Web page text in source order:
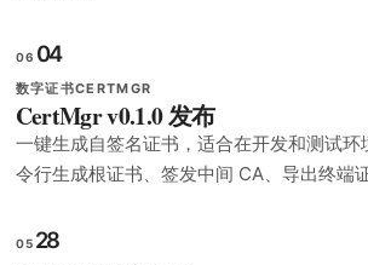
06 04
数字证书CERTMGR
CertMgr v0.1.0 发布
一键生成自签名证书，适合在开发和测试环
令行生成根证书、签发中间 CA、导出终端
05 28